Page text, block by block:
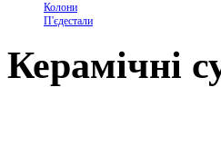
Колони
П'єдестали
Керамічні